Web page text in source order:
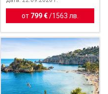
от 799 €/ 1563 лв.